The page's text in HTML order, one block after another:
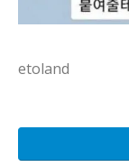
etoland
야간 근무 얘기
누군가의 바뀐